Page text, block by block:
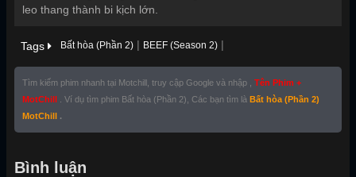
leo thang thành bi kịch lớn.
Tags Bất hòa (Phần 2) | BEEF (Season 2) |
Tìm kiếm phim nhanh tại Motchill, truy cập Google và nhập , Tên Phim +
MotChill
. Ví dụ tìm phim Bất hòa (Phần 2), Các bạn tìm là Bất hòa (Phần 2)
MotChill .
Bình luận